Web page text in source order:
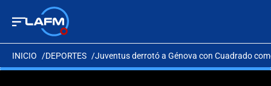
INICIO DEPORTES Juventus derrotó a Génova con Cuadrado